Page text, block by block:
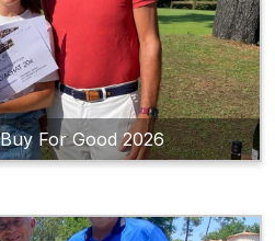
For Good 2026